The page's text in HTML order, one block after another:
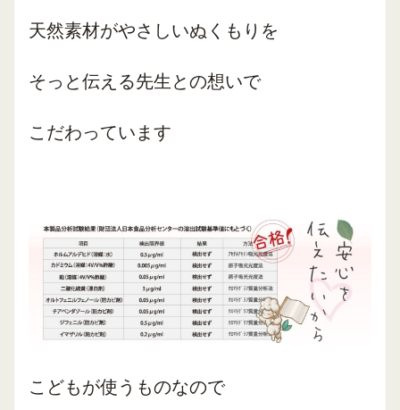
天然素材がやさしいぬくもりを
そっと伝える先生との想いで
こだわっています
こどもが使うものなので